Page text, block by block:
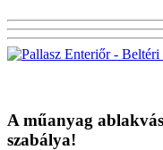
A műanyag
szabálya!